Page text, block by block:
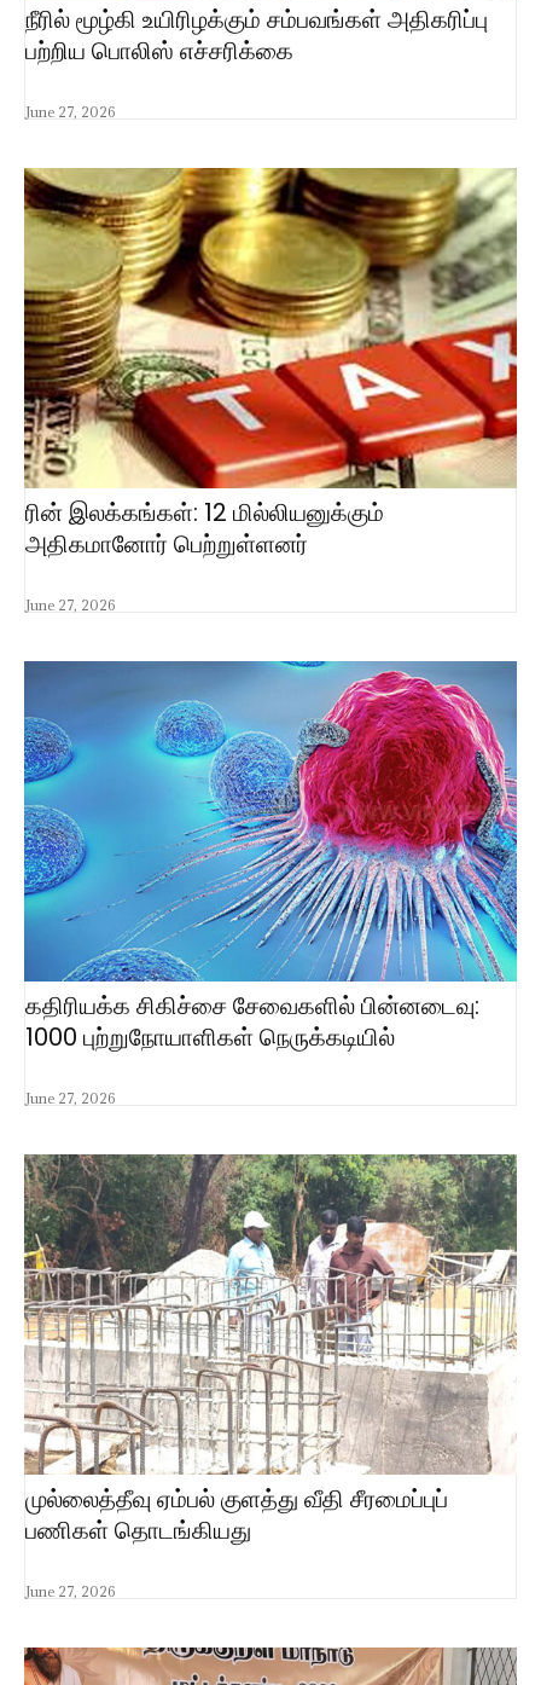
நீரில் மூழ்கி உயிரிழக்கும் சம்பவங்கள் அதிகரிப்பு
பற்றிய பொலிஸ் எச்சரிக்கை
June 27, 2026
ரின் இலக்கங்கள்: 12 மில்லியனுக்கும்
அதிகமானோர் பெற்றுள்ளனர்
June 27, 2026
கதிரியக்க சிகிச்சை சேவைகளில் பின்னடைவு:
1000 புற்றுநோயாளிகள் நெருக்கடியில்
June 27, 2026
முல்லைத்தீவு ஏம்பல் குளத்து வீதி சீரமைப்புப்
பணிகள் தொடங்கியது
June 27, 2026